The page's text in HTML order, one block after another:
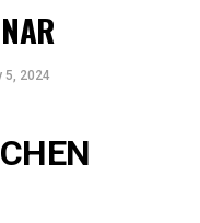
5, 2024